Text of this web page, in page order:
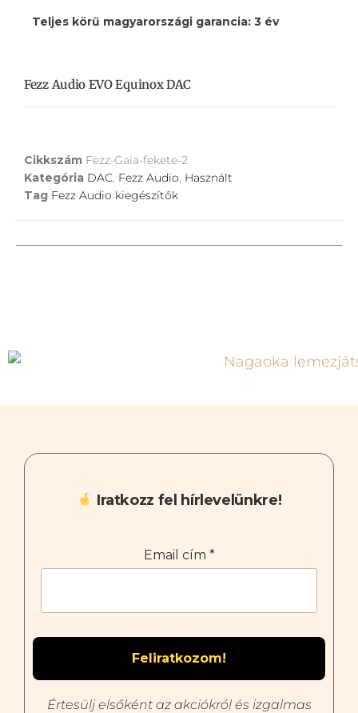
Teljes körű magyarországi garancia: 3 év
Fezz Audio EVO Equinox DAC
Cikkszám Fezz-Gaia-fekete-2
Kategória DAC, Fezz Audio, Használt
Tag Fezz Audio kiegészítők
Iratkozz fel hírlevelünkre!
Email cím *
Értesülj elsőként az akciókról és izgalmas